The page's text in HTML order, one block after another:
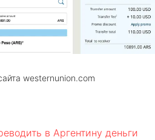
westernunion.com
в Аргентину деньги